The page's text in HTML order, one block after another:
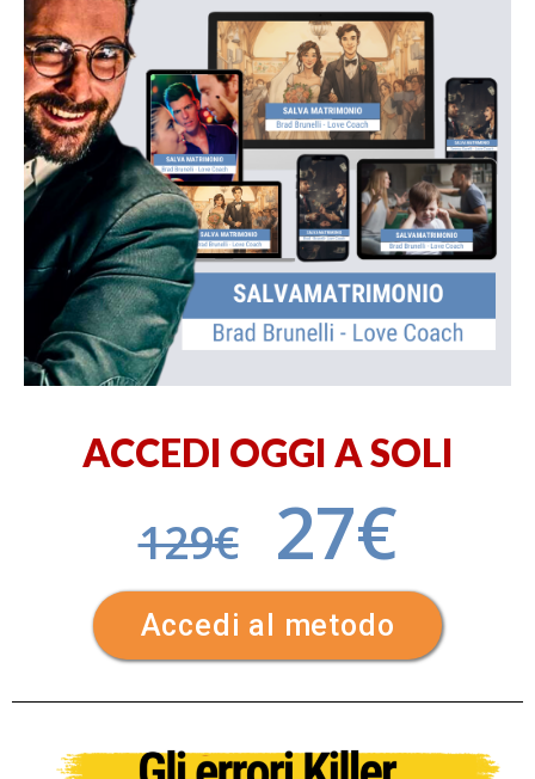
ACCEDI OGGI A SOLI
129€ 27€
Accedi al metodo